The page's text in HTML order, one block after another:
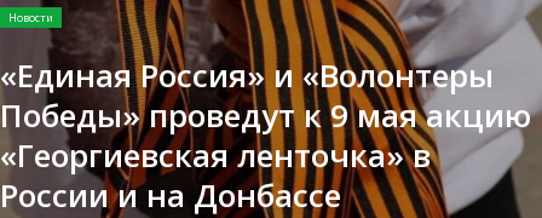
Новости
«Единая Россия» и «Волонтеры
Победы» проведут к 9 мая акцию
«Георгиевская ленточка» в
России и на Донбассе